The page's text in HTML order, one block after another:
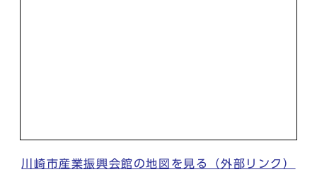
川崎市産業振興会館の地図を見る（外部リンク）